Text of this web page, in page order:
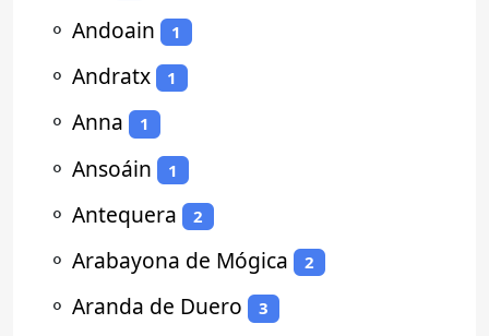
⚬ Andoain 1
⚬ Andratx 1
⚬ Anna 1
⚬ Ansoáin 1
⚬ Antequera 2
⚬ Arabayona de Mógica 2
⚬ Aranda de Duero 3